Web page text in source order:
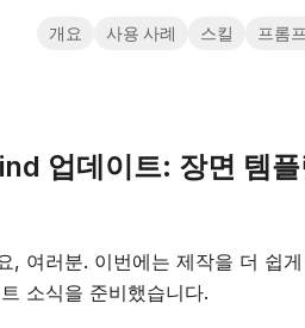
개요 사용 사례 스킬 프롬
업데이트: 장면 템
, 여러분. 이번에는 제작을 더 쉽
소식을 준비했습니다.